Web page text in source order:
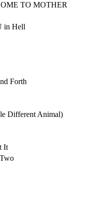
TO MOTHER
in Hell
Forth
Different Animal)
It